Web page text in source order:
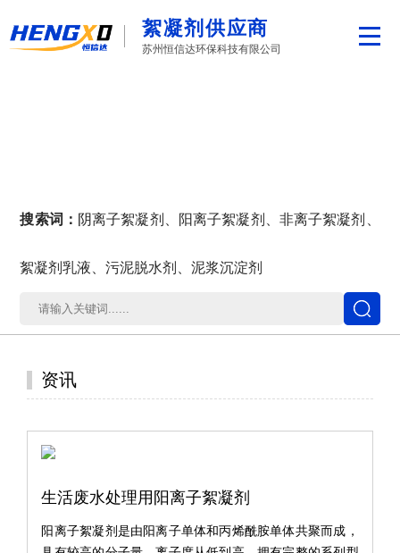
絮凝剂供应商
苏州恒信达环保科技有限公司
搜索词： 阴离子絮凝剂、阳离子絮凝剂、非离子絮凝剂、
絮凝剂乳液、污泥脱水剂、泥浆沉淀剂
资讯
生活废水处理用阳离子絮凝剂
阳离子絮凝剂是由阳离子单体和丙烯酰胺单体共聚而成，